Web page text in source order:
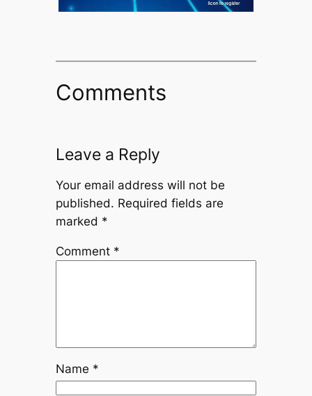
Comments
Leave a Reply
Your email address will not be
published. Required fields are
marked *
Comment *
Name *